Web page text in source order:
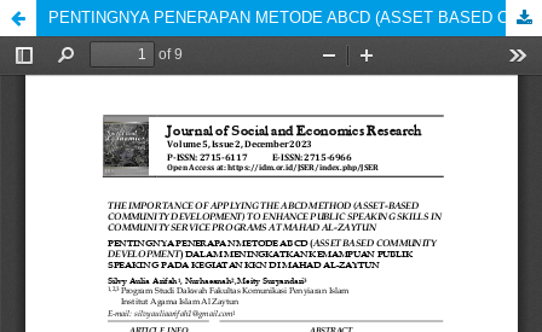
PENTINGNYA PENERAPAN METODE ABCD (ASSET BASED COMMUNITY DEVELOPMENT) DALAM MENINGKATKAN KEMAMPUAN PUBLIC SPEAKING PADA KEGIATAN KKN DI MAHAD AL-ZAYTUN